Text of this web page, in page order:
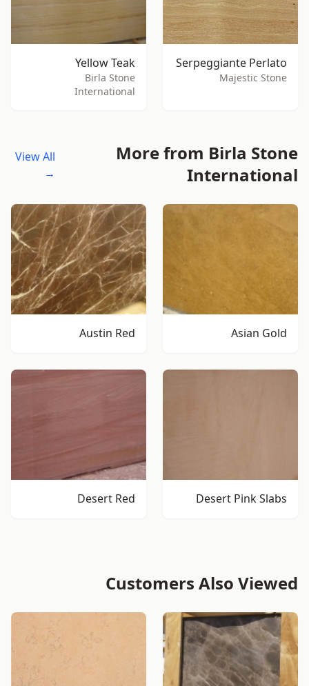
Serpeggiante Perlato
Majestic Stone
Yellow Teak
Birla Stone
International
More from Birla Stone
International
View All
→
Asian Gold
Austin Red
Desert Pink Slabs
Desert Red
Customers Also Viewed